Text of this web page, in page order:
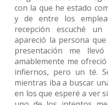
con la que he estado
y de entre los
recepción escuché
apareció la persona
presentación me
amablemente me
infiernos, pero un té.
mientras iba a buscar
en los que esperé a ver